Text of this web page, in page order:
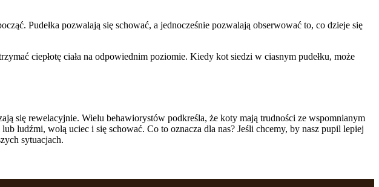
Pudełka pozwalają się schować, a jednocześnie pozwalają obserwować to, co dzieje się
ciepłotę ciała na odpowiednim poziomie. Kiedy kot siedzi w ciasnym pudełku, może
się rewelacyjnie. Wielu behawiorystów podkreśla, że koty mają trudności ze wspomnianym
ludźmi, wolą uciec i się schować. Co to oznacza dla nas? Jeśli chcemy, by nasz pupil lepiej
sytuacjach.